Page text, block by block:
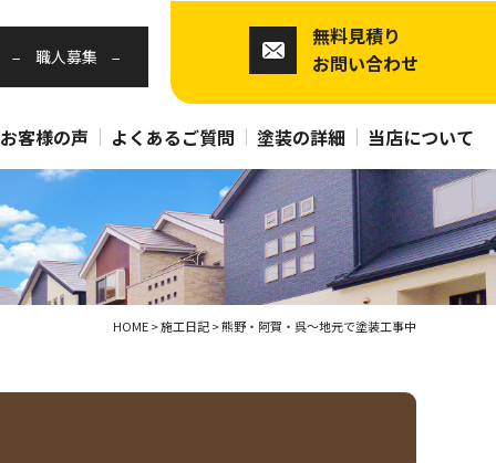
職人募集
無料見積り
お問い合わせ
客様の声 よくあるご質問 塗装の詳細 当店について
HOME>施工日記>熊野・阿賀・呉～地元で塗装工事中